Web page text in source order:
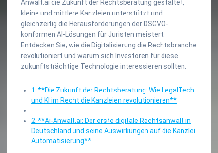
Anwalt.ai die Zukunft der Rechtsberatung gestaltet,
kleine und mittlere Kanzleien unterstützt und
gleichzeitig die Herausforderungen der DSGVO-
konformen AI-Lösungen für Juristen meistert.
Entdecken Sie, wie die Digitalisierung die Rechtsbranche
revolutioniert und warum sich Investoren für diese
zukunftsträchtige Technologie interessieren sollten.
1. **Die Zukunft der Rechtsberatung: Wie LegalTech
und KI im Recht die Kanzleien revolutionieren**
2. **Ai-Anwalt.ai: Der erste digitale Rechtsanwalt in
Deutschland und seine Auswirkungen auf die Kanzlei
Automatisierung**